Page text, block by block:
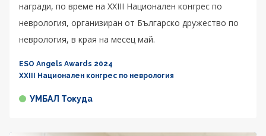
награди, по време на XXIII Национален конгрес по
неврология, организиран от Българско дружество по
неврология, в края на месец май.
ESO Angels Awards 2024
XXIII Национален конгрес по неврология
УМБАЛ Токуда